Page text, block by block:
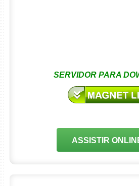
SERVIDOR PARA
ASSISTIR